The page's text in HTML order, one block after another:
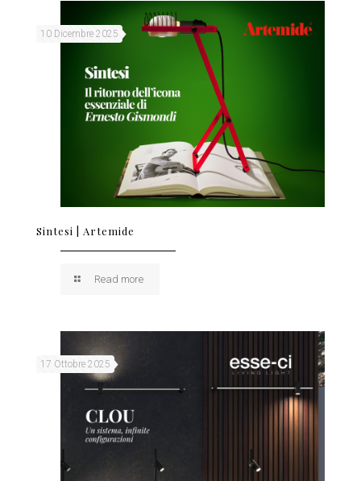
10 Dicembre 2025
Sintesi | Artemide
Read more
17 Ottobre 2025